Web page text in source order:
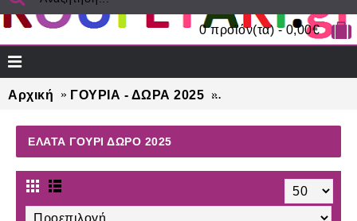
0 προϊόν(τα) - 0,00€
Αρχική ΓΟΥΡΙΑ - ΔΩΡΑ 2025
ΕΛΑΤΑ ΓΟΎΡΙ ΔΏΡΟ 2025